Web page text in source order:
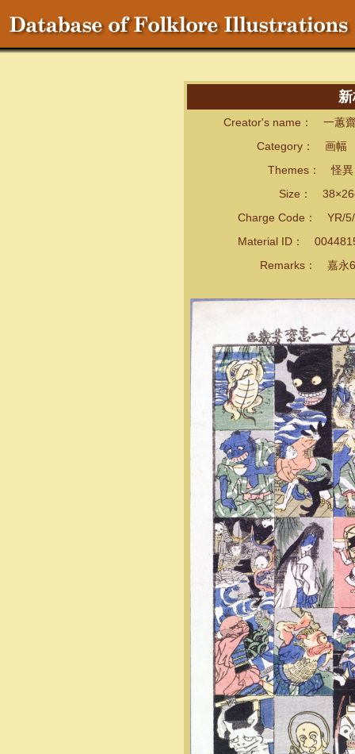
Creator's name： 一蕙齋
Category： 画幅
Themes： 怪異・
Size：
Charge Code： YR/5/
Material ID：
Remarks： 嘉永